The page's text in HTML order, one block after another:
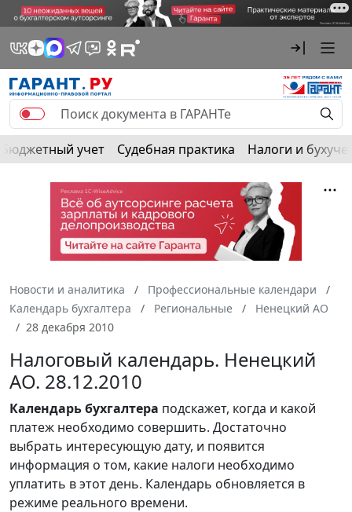
Бюджетный учет Судебная практика Налоги и
Новости и аналитика
Профессиональные календари
Календарь бухгалтера
Региональные
Ненецкий АО
28 декабря 2010
Налоговый календарь. Ненецкий
АО. 28.12.2010
Календарьбухгалтера подскажет, когда и какой
платеж необходимо совершить. Достаточно
выбрать интересующую дату, и появится
информация о том, какие налоги необходимо
уплатить в этот день. Календарь обновляется в
режиме реального времени.